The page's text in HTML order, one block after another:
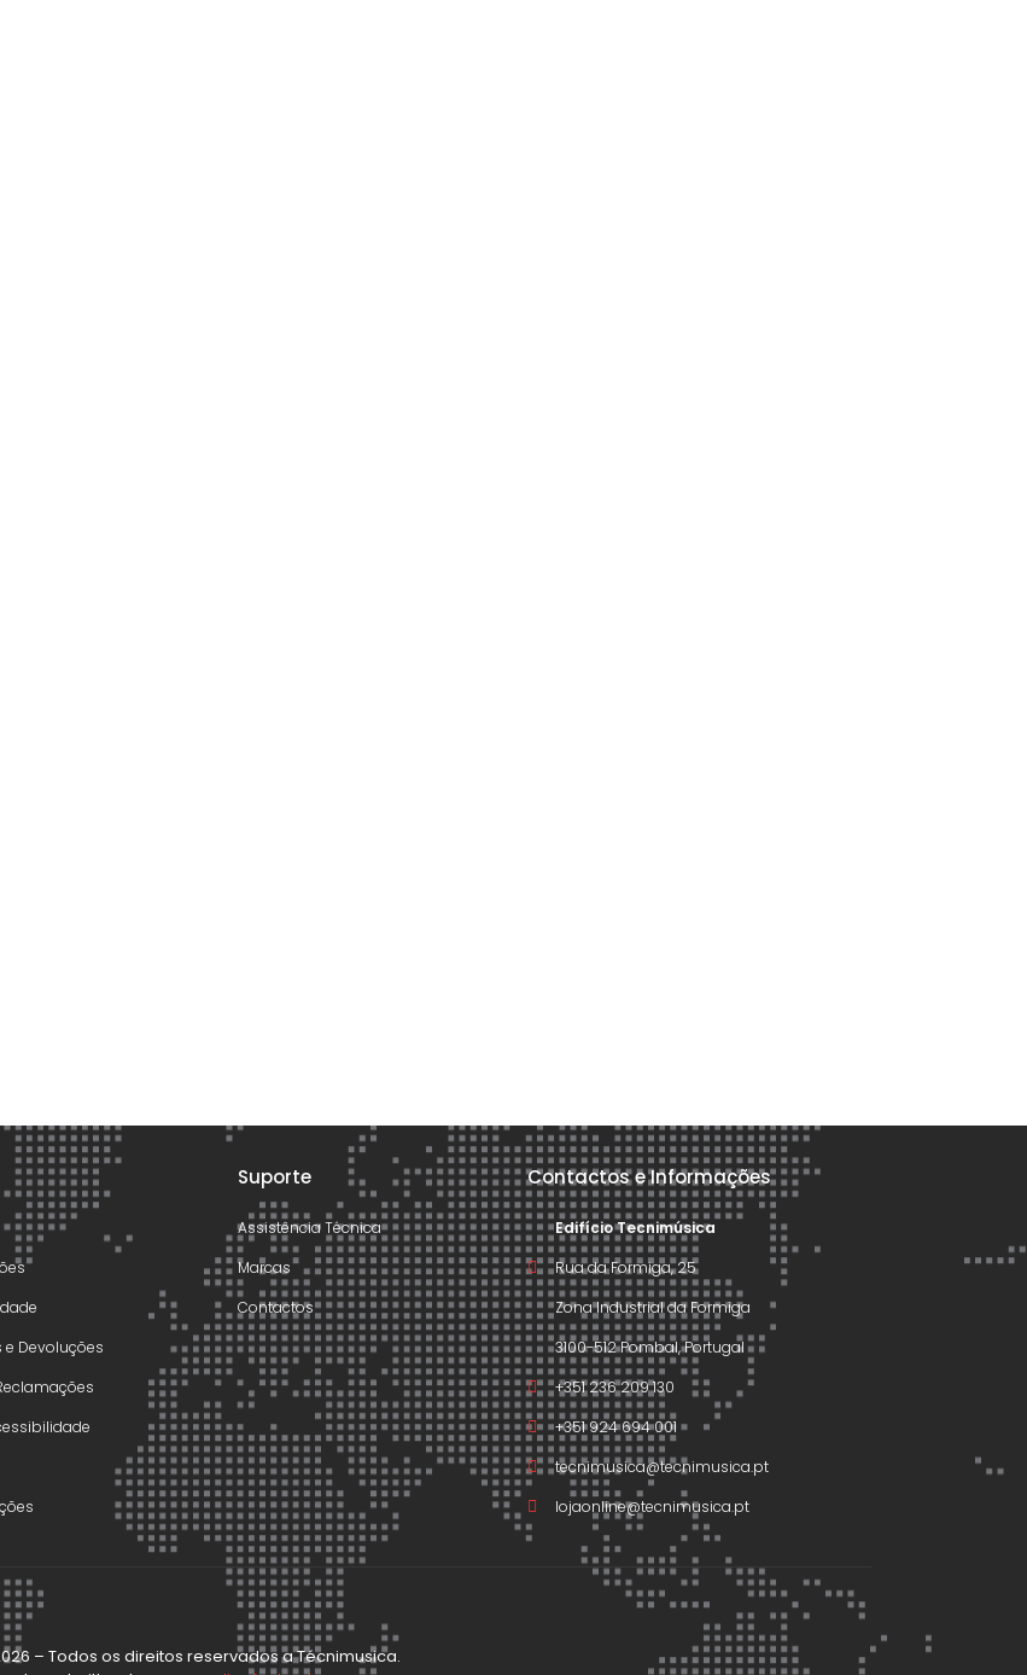
e Devoluções
Suporte
Assistência Técnica
Marcas
Contactos
Contactos e Informações
Edifício Tecnimúsica
Rua da Formiga, 25
Zona Industrial da Formiga
3100-512 Pombal, Portugal
+351 236 209 130
+351 924 694 001
tecnimusica@tecnimusica.pt
lojaonline@tecnimusica.pt
– Todos os direitos reservados a Técnimusica.